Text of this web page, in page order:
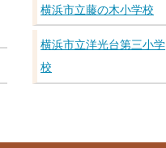
横浜市立藤の木小学校
横浜市立洋光台第三小学
校